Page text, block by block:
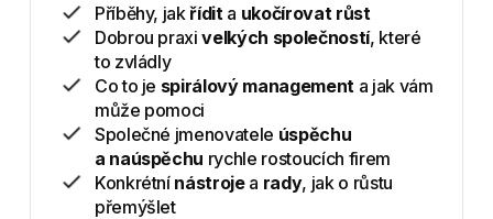
Příběhy, jakřídit a ukočírovat růst
Dobrou praxivelkých společností, které
to zvládly
Co to je spirálový management a jak vám
může pomoci
Společné jmenovatele úspěchu
a naúspěchu rychle rostoucích firem
Konkrétní nástrojea rady, jak o růstu
přemýšlet